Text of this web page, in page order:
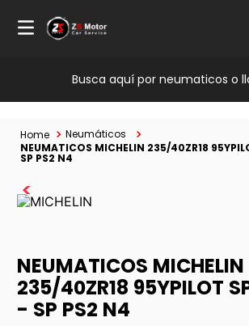
Busca aquí por neumaticos o
Neumáticos
NEUMATICOS MICHELIN 235/40ZR18
SP PS2 N4
NEUMATICOS MICHELIN
235/40ZR18 95YPILOT
- SP PS2 N4